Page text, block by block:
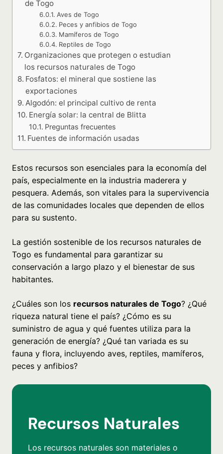
de Togo
Aves de Togo
Peces y anfibios de Togo
Mamíferos de Togo
Reptiles de Togo
Organizaciones que protegen o estudian
los recursos naturales de Togo
Fosfatos: el mineral que sostiene las
exportaciones
Algodón: el principal cultivo de renta
Energía solar: la central de Blitta
Preguntas frecuentes
Fuentes de información usadas
Estos recursos son esenciales para la economía del
país, especialmente en la industria maderera y
pesquera. Además, son vitales para la supervivencia
de las comunidades locales que dependen de ellos
para su sustento.
La gestión sostenible de los recursos naturales de
Togo es fundamental para garantizar su
conservación a largo plazo y el bienestar de sus
habitantes.
¿Cuáles son los recursos naturales de Togo? ¿Qué
riqueza natural tiene el país? ¿Cómo es su
suministro de agua y qué fuentes utiliza para la
generación de energía? ¿Qué tan variada es su
fauna y flora, incluyendo aves, reptiles, mamíferos,
peces y anfibios?
Recursos Naturales
Los recursos naturales son materiales o